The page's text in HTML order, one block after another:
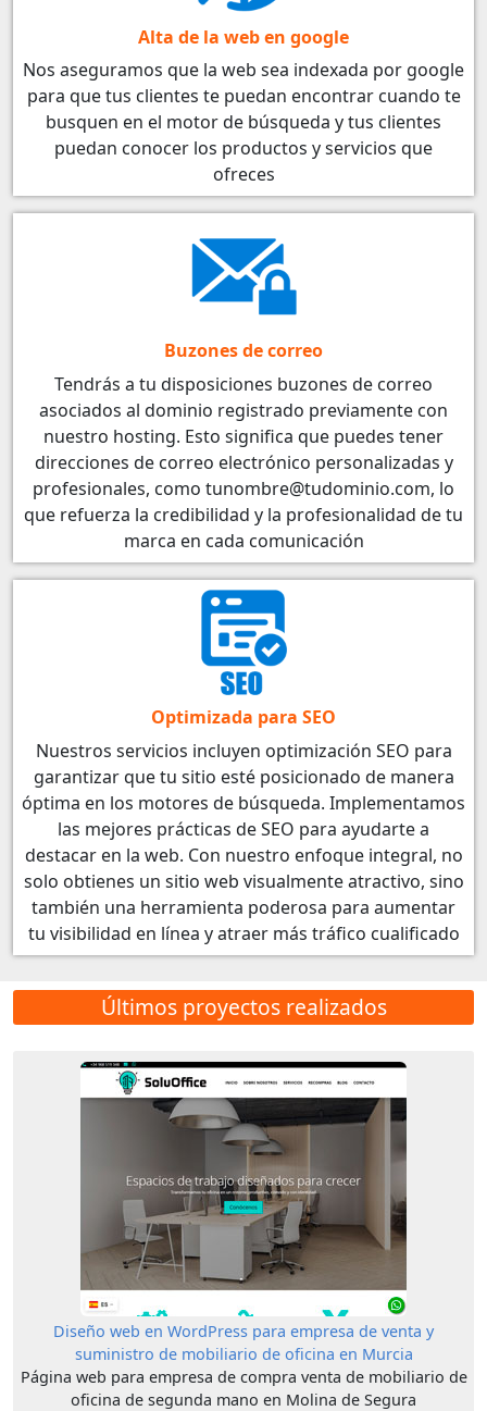
Alta de la web en google
Nos aseguramos que la web sea indexada por google
para que tus clientes te puedan encontrar cuando te
busquen en el motor de búsqueda y tus clientes
puedan conocer los productos y servicios que
ofreces
Buzones de correo
Tendrás a tu disposiciones buzones de correo
asociados al dominio registrado previamente con
nuestro hosting. Esto significa que puedes tener
direcciones de correo electrónico personalizadas y
profesionales, como tunombre@tudominio.com, lo
que refuerza la credibilidad y la profesionalidad de tu
marca en cada comunicación
Optimizada para SEO
Nuestros servicios incluyen optimización SEO para
garantizar que tu sitio esté posicionado de manera
óptima en los motores de búsqueda. Implementamos
las mejores prácticas de SEO para ayudarte a
destacar en la web. Con nuestro enfoque integral, no
solo obtienes un sitio web visualmente atractivo, sino
también una herramienta poderosa para aumentar
tu visibilidad en línea y atraer más tráfico cualificado
Últimos proyectos realizados
Diseño web en WordPress para empresa de venta y
suministro de mobiliario de oficina en Murcia
Página web para empresa de compra venta de mobiliario de
oficina de segunda mano en Molina de Segura